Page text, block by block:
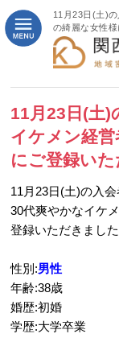
11月23日(土)
の綺麗な女性様
11月23日(土)
イケメン経
にご登録いた
11月23日(土)の入
30代爽やかなイケ
登録いただきました
性別:男性
年齢:38歳
婚歴:初婚
学歴:大学卒業